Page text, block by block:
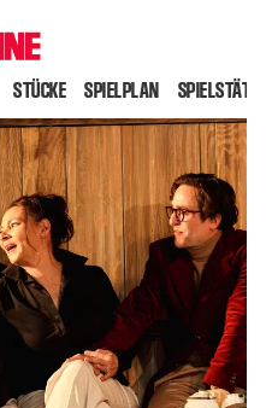
STÜCKE SPIELPLAN